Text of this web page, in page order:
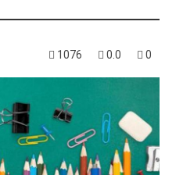
1076 0.0 0